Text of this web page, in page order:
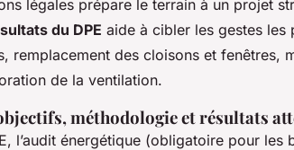
légales prépare le terrain à un projet
du DPE aide à cibler les gestes les
remplacement des cloisons et fenêtres,
de la ventilation.
méthodologie et résultats
l’audit énergétique (obligatoire pour les